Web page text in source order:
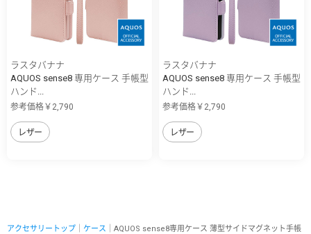
ラスタバナナ
AQUOS sense8 専用ケース 手帳型
ハンド...
参考価格￥2,790
レザー
ラスタバナナ
AQUOS sense8 専用ケース 手帳型
ハンド...
参考価格￥2,790
レザー
アクセサリートップ ケース ｜AQUOS sense8専用ケース 薄型サイドマグネット手帳